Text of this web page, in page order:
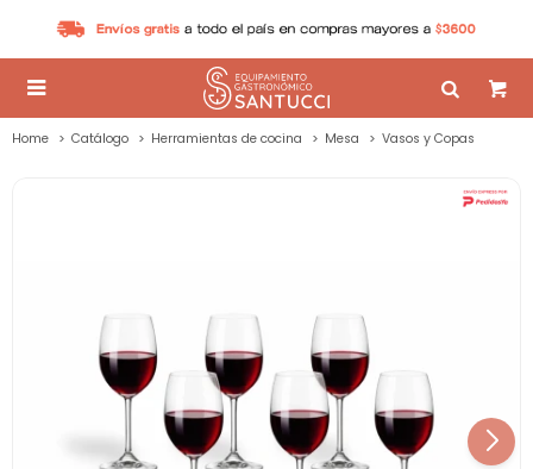

Home Catálogo Herramientas de cocina Mesa Vasos y Copas